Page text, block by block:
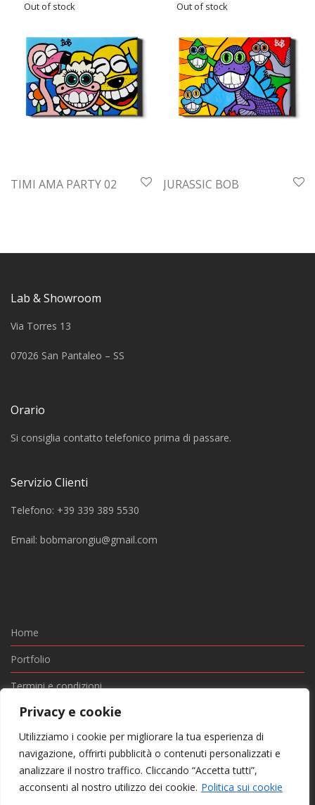
Privacy e cookie
Utilizziamo i cookie per migliorare la tua esperienza di
navigazione, offrirti pubblicità o contenuti personalizzati e
analizzare il nostro traffico. Cliccando “Accetta tutti”,
acconsenti al nostro utilizzo dei cookie. Politica sui cookie
TIMI AMA PARTY 02 JURASSIC BOB
Lab & Showroom
Via Torres 13
07026 San Pantaleo – SS
Orario
Si consiglia contatto telefonico prima di passare.
Servizio Clienti
Telefono: +39 339 389 5530
Email: bobmarongiu@gmail.com
Home
Portfolio
Termini e condizioni
Privacy e Cookie
Contatti
© BOB & JENNY SRLS - Via San Pietro 40/A, 07021 Arzachena
SS - P. I.: 02985460902